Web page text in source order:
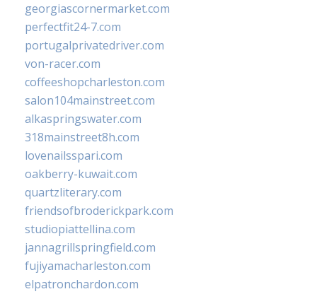
georgiascornermarket.com
perfectfit24-7.com
portugalprivatedriver.com
von-racer.com
coffeeshopcharleston.com
salon104mainstreet.com
alkaspringswater.com
318mainstreet8h.com
lovenailsspari.com
oakberry-kuwait.com
quartzliterary.com
friendsofbroderickpark.com
studiopiattellina.com
jannagrillspringfield.com
fujiyamacharleston.com
elpatronchardon.com